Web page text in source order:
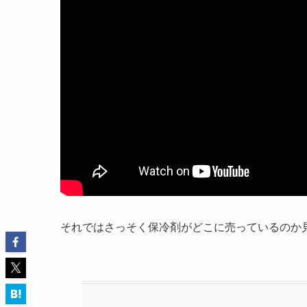
それではさっそく保冷剤がどこに売っているのか